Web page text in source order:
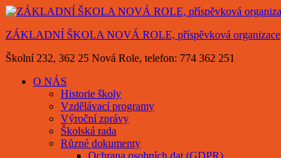
Skip
content
ZÁKLADNÍ ŠKOLA NOVÁ ROLE, příspěvková organizace
Školní 232, 362 25 Nová Role, telefon: 774 362 251
O NÁS
Historie školy
Vzdělávací programy
Výroční zprávy
Školská rada
Různé dokumenty
Ochrana osobních dat (GDPR)